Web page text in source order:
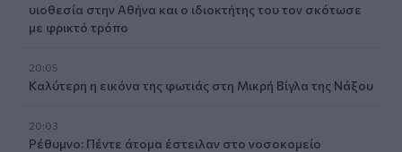
υιοθεσία στην Αθήνα και ο ιδιοκτήτης του τον σκότωσε
με φρικτό τρόπο
20:05
Καλύτερη η εικόνα της φωτιάς στη Μικρή Βίγλα της Νάξου
20:03
Ρέθυμνο: Πέντε άτομα έστειλαν στο νοσοκομείο